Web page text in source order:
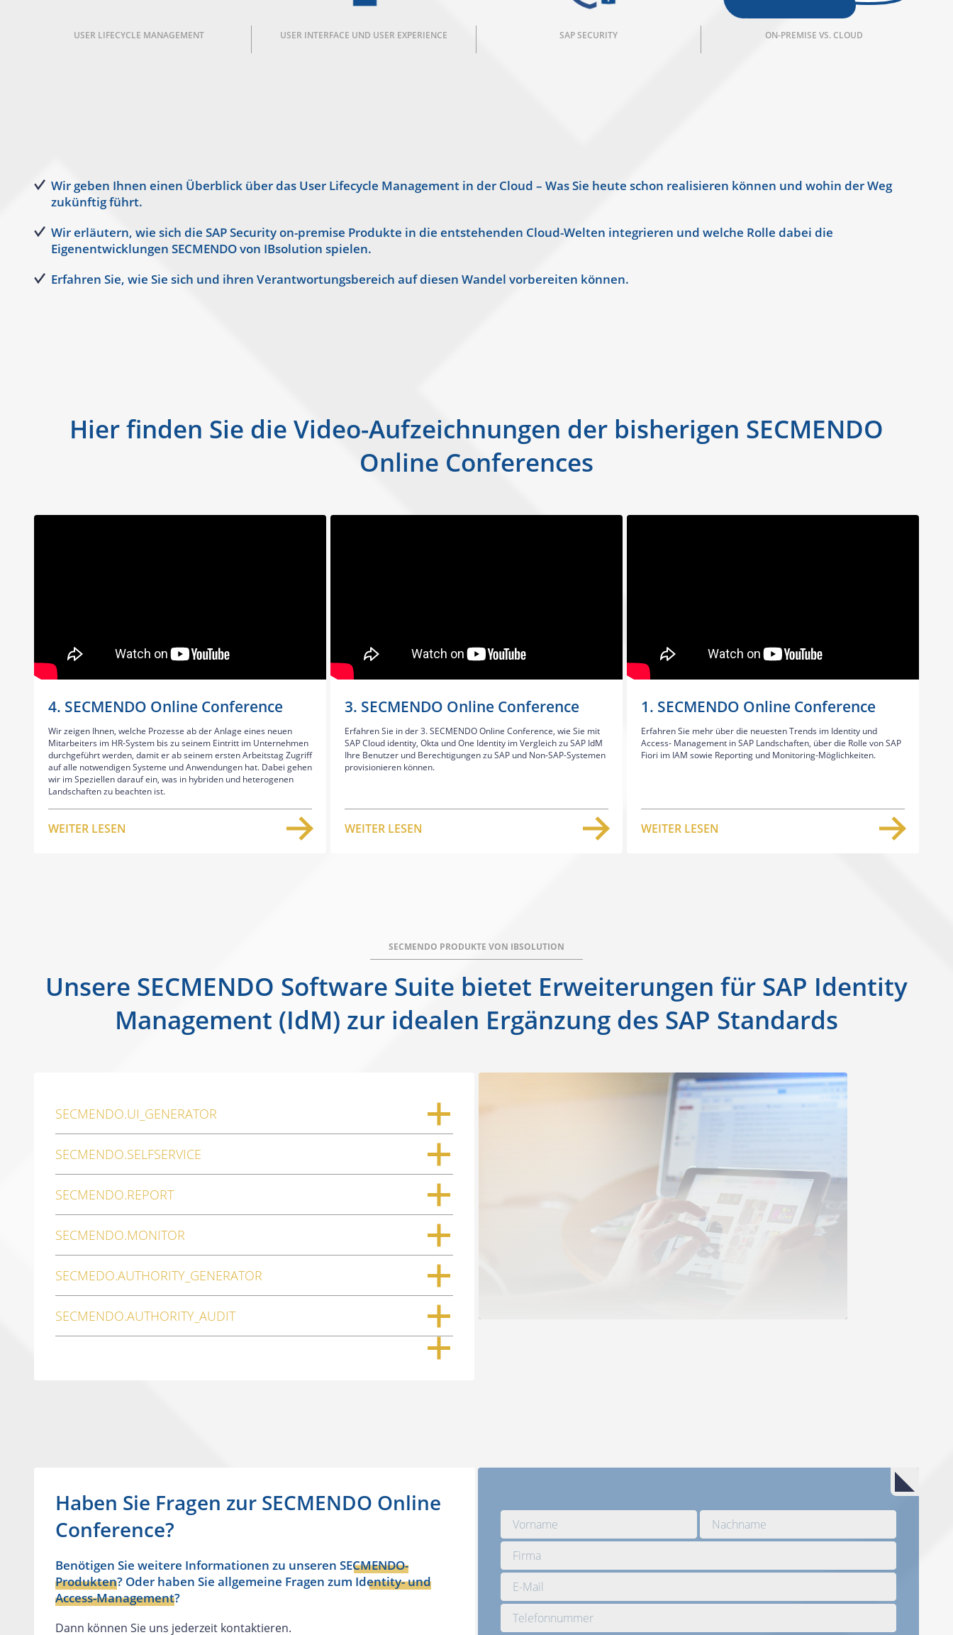
USER LIFECYCLE MANAGEMENT USER INTERFACE UND USER EXPERIENCE SAP SECURITY ON-PREMISE VS. CLOUD
Wir geben Ihnen einen Überblick über das User Lifecycle Management in der Cloud – Was Sie heute schon realisieren können und wohin der Weg
zukünftig führt.
Wir erläutern, wie sich die SAP Security on-premise Produkte in die entstehenden Cloud-Welten integrieren und welche Rolle dabei die
Eigenentwicklungen SECMENDO von IBsolution spielen.
Erfahren Sie, wie Sie sich und ihren Verantwortungsbereich auf diesen Wandel vorbereiten können.
Hier finden Sie die Video-Aufzeichnungen der bisherigen SECMENDO
Online Conferences
4. SECMENDO Online Conference
Wir zeigen Ihnen, welche Prozesse ab der Anlage eines neuen
Mitarbeiters im HR-System bis zu seinem Eintritt im Unternehmen
durchgeführt werden, damit er ab seinem ersten Arbeitstag Zugriff
auf alle notwendigen Systeme und Anwendungen hat. Dabei gehen
wir im Speziellen darauf ein, was in hybriden und heterogenen
Landschaften zu beachten ist.
WEITER LESEN
3. SECMENDO Online Conference
Erfahren Sie in der 3. SECMENDO Online Conference, wie Sie mit
SAP Cloud identity, Okta und One Identity im Vergleich zu SAP IdM
Ihre Benutzer und Berechtigungen zu SAP und Non-SAP-Systemen
provisionieren können.
WEITER LESEN
1. SECMENDO Online Conference
Erfahren Sie mehr über die neuesten Trends im Identity und
Access- Management in SAP Landschaften, über die Rolle von SAP
Fiori im IAM sowie Reporting und Monitoring-Möglichkeiten.
WEITER LESEN
SECMENDO PRODUKTE VON IBSOLUTION
Unsere SECMENDO Software Suite bietet Erweiterungen für SAP Identity
Management (IdM) zur idealen Ergänzung des SAP Standards
SECMENDO.UI_GENERATOR
SECMENDO.SELFSERVICE
SECMENDO.REPORT
SECMENDO.MONITOR
SECMEDO.AUTHORITY_GENERATOR
SECMENDO.AUTHORITY_AUDIT
Haben Sie Fragen zur SECMENDO Online
Conference?
Benötigen Sie weitere Informationen zu unseren SECMENDO-
Produkten? Oder haben Sie allgemeine Fragen zum Identity- und
Access-Management?
Dann können Sie uns jederzeit kontaktieren.